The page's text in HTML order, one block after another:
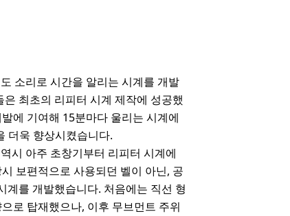
소리로 시간을 알리는 시계를 개발
최초의 리피터 시계 제작에 성공했
에 기여해 15분마다 울리는 시계에
더욱 향상시켰습니다.
시 아주 초창기부터 리피터 시계에
보편적으로 사용되던 벨이 아닌, 공
계를 개발했습니다. 처음에는 직선 형
로 탑재했으나, 이후 무브먼트 주위